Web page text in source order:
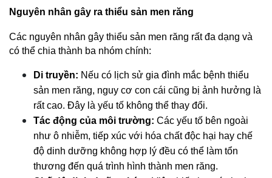
Nguyên nhân gây ra thiểu sản men răng
Các nguyên nhân gây thiểu sản men răng rất đa dạng và
có thể chia thành ba nhóm chính:
Di truyền: Nếu có lịch sử gia đình mắc bệnh thiểu
sản men răng, nguy cơ con cái cũng bị ảnh hưởng là
rất cao. Đây là yếu tố không thể thay đổi.
Tác động của môi trường: Các yếu tố bên ngoài
như ô nhiễm, tiếp xúc với hóa chất độc hại hay chế
độ dinh dưỡng không hợp lý đều có thể làm tổn
thương đến quá trình hình thành men răng.